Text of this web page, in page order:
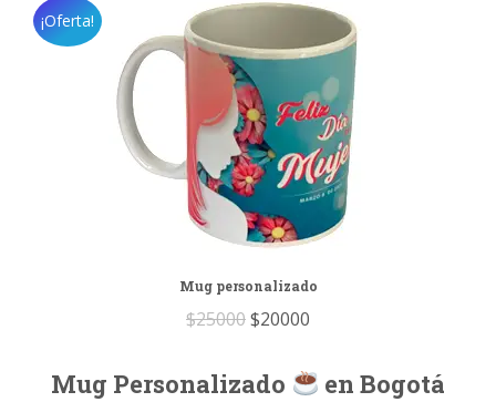
¡Oferta!
Mug personalizado
$25000Original
was:
$20000
is:
Mug Personalizado en Bogotá